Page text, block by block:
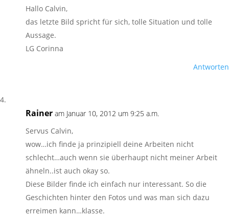
Hallo Calvin,
das letzte Bild spricht für sich, tolle Situation und tolle
Aussage.
LG Corinna
Antworten
Rainer am Januar 10, 2012 um 9:25 a.m.
Servus Calvin,
wow…ich finde ja prinzipiell deine Arbeiten nicht
schlecht…auch wenn sie überhaupt nicht meiner Arbeit
ähneln..ist auch okay so.
Diese Bilder finde ich einfach nur interessant. So die
Geschichten hinter den Fotos und was man sich dazu
erreimen kann…klasse.